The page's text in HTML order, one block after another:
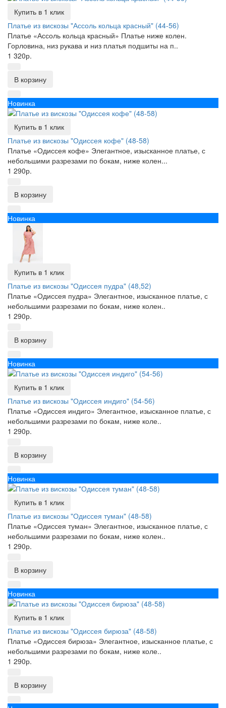
Купить в 1 клик
Платье из вискозы "Ассоль кольца красный" (44-56)
Платье «Ассоль кольца красный» Платье ниже колен.
Горловина, низ рукава и низ платья подшиты на п..
1 320р.
В корзину
Новинка
Купить в 1 клик
Платье из вискозы "Одиссея кофе" (48-58)
Платье «Одиссея кофе» Элегантное, изысканное платье, с
небольшими разрезами по бокам, ниже колен...
1 290р.
В корзину
Новинка
Купить в 1 клик
Платье из вискозы "Одиссея пудра" (48,52)
Платье «Одиссея пудра» Элегантное, изысканное платье, с
небольшими разрезами по бокам, ниже колен..
1 290р.
В корзину
Новинка
Купить в 1 клик
Платье из вискозы "Одиссея индиго" (54-56)
Платье «Одиссея индиго» Элегантное, изысканное платье, с
небольшими разрезами по бокам, ниже коле..
1 290р.
В корзину
Новинка
Купить в 1 клик
Платье из вискозы "Одиссея туман" (48-58)
Платье «Одиссея туман» Элегантное, изысканное платье, с
небольшими разрезами по бокам, ниже колен..
1 290р.
В корзину
Новинка
Купить в 1 клик
Платье из вискозы "Одиссея бирюза" (48-58)
Платье «Одиссея бирюза» Элегантное, изысканное платье, с
небольшими разрезами по бокам, ниже коле..
1 290р.
В корзину